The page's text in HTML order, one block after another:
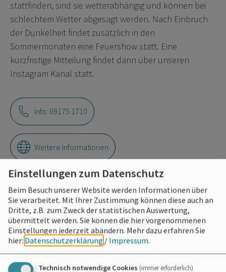
stattfinden, sind sie wetterabhängig und können bei
schlechtem Wetter abgesagt werden. Nach Einbruch
der Dunkelheit findet zusätzlich in den
Sommermonaten eine Feuershow statt. Eine
kurzfristige Mitteilung findet dann über unseren
Instagram Kanal statt.
Info: 09175 1710
Weitere Informationen
Eintrittspreise
frei, freiw. Hutgage
Einstellungen zum Datenschutz
Beim Besuch unserer Website werden Informationen über
Sie verarbeitet. Mit Ihrer Zustimmung können diese auch an
Dritte, z.B. zum Zweck der statistischen Auswertung,
übermittelt werden. Sie können die hier vorgenommenen
Einstellungen jederzeit abändern. Mehr dazu erfahren Sie
hier: Datenschutzerklärung / Impressum.
Technisch notwendige Cookies (immer erforderlich)